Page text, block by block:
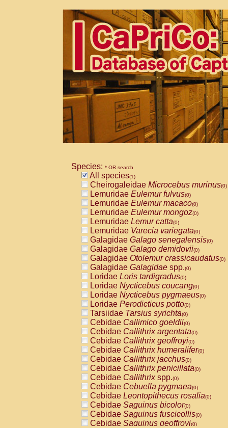
Species: * OR search
All species(1)
Cheirogaleidae Microcebus murinus(0)
Lemuridae Eulemur fulvus(0)
Lemuridae Eulemur macaco(0)
Lemuridae Eulemur mongoz(0)
Lemuridae Lemur catta(0)
Lemuridae Varecia variegata(0)
Galagidae Galago senegalensis(0)
Galagidae Galago demidovii(0)
Galagidae Otolemur crassicaudatus(0)
Galagidae Galagidae spp.(0)
Loridae Loris tardigradus(0)
Loridae Nycticebus coucang(0)
Loridae Nycticebus pygmaeus(0)
Loridae Perodicticus potto(0)
Tarsiidae Tarsius syrichta(0)
Cebidae Callimico goeldii(0)
Cebidae Callithrix argentata(0)
Cebidae Callithrix geoffroyi(0)
Cebidae Callithrix humeralifer(0)
Cebidae Callithrix jacchus(0)
Cebidae Callithrix penicillata(0)
Cebidae Callithrixspp.(0)
Cebidae Cebuella pygmaea(0)
Cebidae Leontopithecus rosalia(0)
Cebidae Saguinus bicolor(0)
Cebidae Saguinus fuscicollis(0)
Cebidae Saguinus geoffroyi(0)